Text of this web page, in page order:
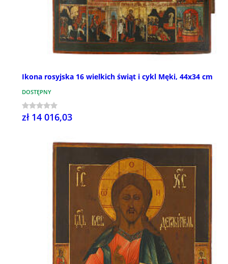
Ikona rosyjska 16 wielkich świąt i cykl Męki, 44x34 cm
DOSTĘPNY
zł 14 016,03